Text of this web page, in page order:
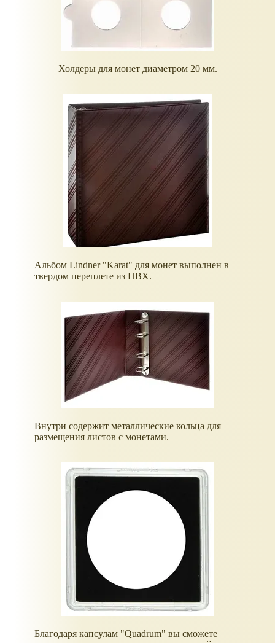
Холдеры для монет диаметром 20 мм.
Альбом Lindner "Karat" для монет выполнен в
твердом переплете из ПВХ.
Внутри содержит металлические кольца для
размещения листов с монетами.
Благодаря капсулам "Quadrum" вы сможете